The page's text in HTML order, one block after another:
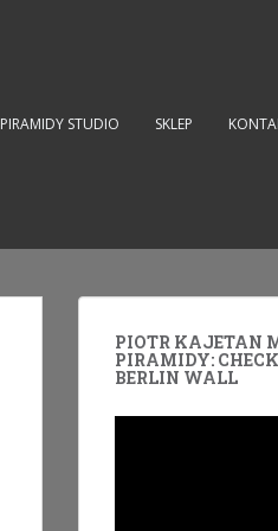
PIRAMIDY STUDIO SKLEP
PIOTR KAJETAN
PIRAMIDY:
BERLIN WALL